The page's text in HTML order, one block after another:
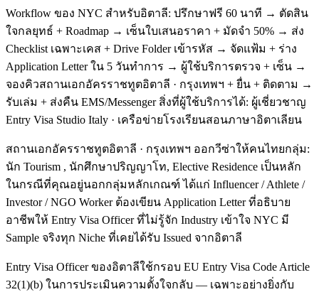
Workflow ของ NYC สำหรับอิตาลี: ปรึกษาฟรี 60 นาที → ตัดสิน
ใจกลยุทธ์ + Roadmap → เซ็นใบเสนอราคา + มัดจำ 50% → ส่ง
Checklist เฉพาะเคส + Drive Folder เข้ารหัส → จัดแฟ้ม + ร่าง
Application Letter ใน 5 วันทำการ → ผู้ใช้บริการตรวจ + เซ็น →
จองคิวสถานเอกอัครราชทูตอิตาลี · กรุงเทพฯ + ยื่น + ติดตาม →
รับเล่ม + ส่งคืน EMS/Messenger สิ่งที่ผู้ใช้บริการได้: ผู้เชี่ยวชาญ
Entry Visa Studio Italy · เครือข่ายโรงเรียนสอนภาษาอิตาเลียน
สถานเอกอัครราชทูตอิตาลี · กรุงเทพฯ ออกวีซ่าให้คนไทยกลุ่ม:
นัก Tourism , นักศึกษาปริญญาโท, Elective Residence เป็นหลัก
ในกรณีที่คุณอยู่นอกกลุ่มหลักเกณฑ์ ได้แก่ Influencer / Athlete /
Investor / NGO Worker ต้องเขียน Application Letter ที่อธิบาย
อาชีพให้ Entry Visa Officer ที่ไม่รู้จัก Industry เข้าใจ NYC มี
Sample จริงทุก Niche ที่เคยได้รับ Issued จากอิตาลี
Entry Visa Officer ของอิตาลีใช้กรอบ EU Entry Visa Code Article
32(1)(b) ในการประเมินความตั้งใจกลับ — เฉพาะอย่างยิ่งกับ